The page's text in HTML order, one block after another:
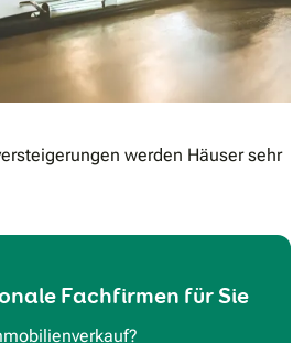
werden Häuser sehr
Fachfirmen für Sie